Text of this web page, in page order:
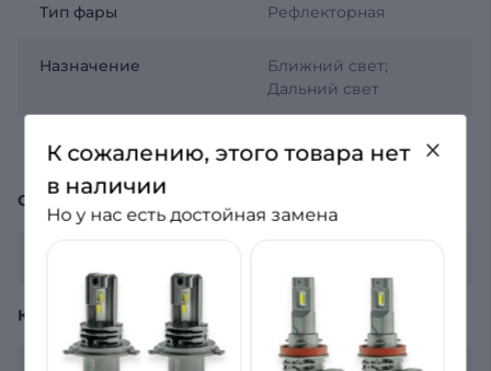
Тип фары Рефлекторная
Назначение
Ближний свет;
Дальний свет
Обманка (Canbus)
ОБЩЕЕ
КОМПЛЕКТАЦИЯ
К сожалению, этого товара нет
в наличии
Но у нас есть достойная замена